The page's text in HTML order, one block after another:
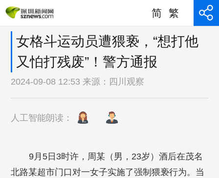
简 繁
女格斗运动员遭猥亵，“想打他
又怕打残废”！警方通报
2024-09-08 12:53 来源： 四川观察
人工智能朗读：
9月5日3时许，周某（男，23岁）酒后在茂名
北路某超市门口对一女子实施了强制猥亵行为。当